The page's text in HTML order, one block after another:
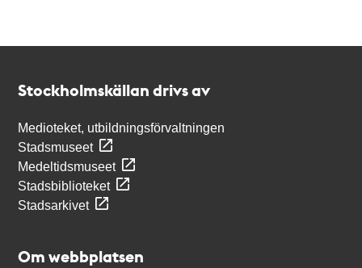
Stockholmskällan drivs av
Medioteket, utbildningsförvaltningen
Stadsmuseet
Medeltidsmuseet
Stadsbiblioteket
Stadsarkivet
Om webbplatsen